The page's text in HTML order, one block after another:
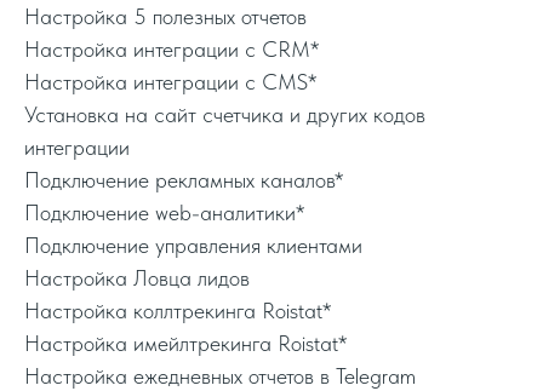
Настройка 5 полезных отчетов
Настройка интеграции с CRM*
Настройка интеграции с CMS*
Установка на сайт счетчика и других кодов
интеграции
Подключение рекламных каналов*
Подключение web-аналитики*
Подключение управления клиентами
Настройка Ловца лидов
Настройка коллтрекинга Roistat*
Настройка имейлтрекинга Roistat*
Настройка ежедневных отчетов в Telegram